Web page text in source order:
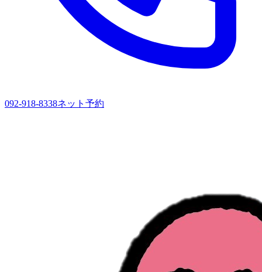
092-918-8338ネット予約